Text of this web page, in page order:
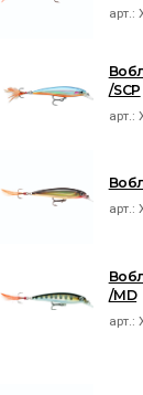
арт.:
/SCP
арт.:
арт.:
/MD
арт.: